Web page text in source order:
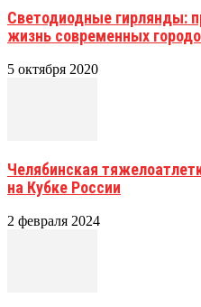
Светодиодные гирлянды:
жизнь современных
5 октября 2020
Челябинская
на Кубке России
2 февраля 2024